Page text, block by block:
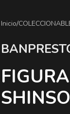
Inicio/
SHINSO